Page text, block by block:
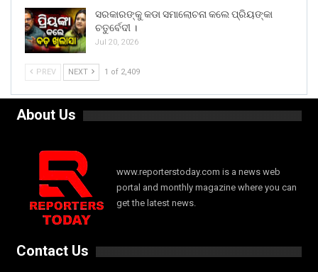
ସରକାରଙ୍କୁ କଡା ସମାଲୋଚନା କଲେ ପ୍ରିୟଙ୍କା
ଚତୁର୍ବେଦୀ ।
Jul 20, 2026
PREV NEXT 1 of 2,409
About Us
www.reporterstoday.com is a news web
portal and monthly magazine where you can
get the latest news.
Contact Us